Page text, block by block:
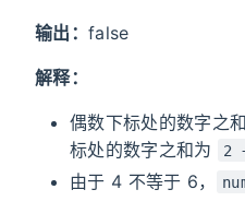
输出： false
解释：
偶数下标处的数字之
标处的数字之和为
2
由于 4 不等于 6，